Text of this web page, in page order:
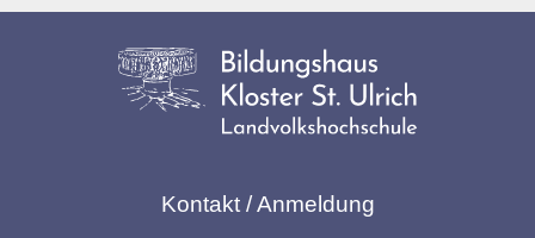
Kontakt / Anmeldung